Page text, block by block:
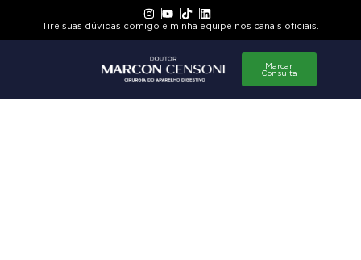
Tire suas dúvidas comigo e minha equipe nos canais oficiais.
Marcar
Consulta